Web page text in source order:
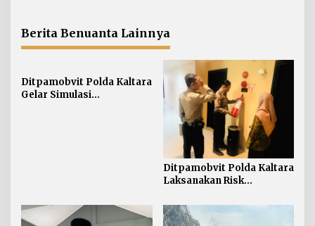
2 Hektar di Bulungan
Berita Benuanta Lainnya
Ditpamobvit Polda Kaltara
Gelar Simulasi
Ditpamobvit Polda Kaltara
Laksanakan Risk
Monaco Tarakan